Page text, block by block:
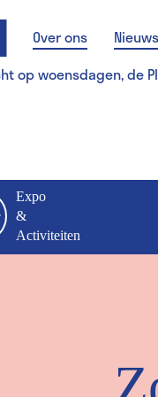
Over ons Nieuws
op woensdagen, de
Expo
&
Activiteiten